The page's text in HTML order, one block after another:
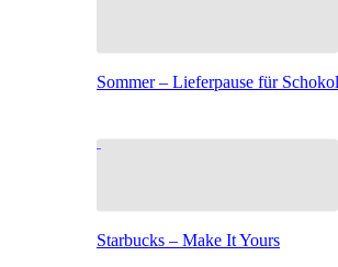
Sommer – Lieferpause für
Starbucks – Make It Yours